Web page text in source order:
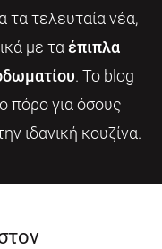
τα τελευταία νέα,
με τα έπιπλα
. Το blog
πόρο για όσους
ιδανική κουζίνα.